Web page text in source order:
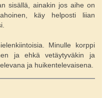
sisällä, ainakin jos aihe on
käy helposti liian
Minulle korppi
ja ehkä vetäytyväkin ja
ja huikentelevaisena.